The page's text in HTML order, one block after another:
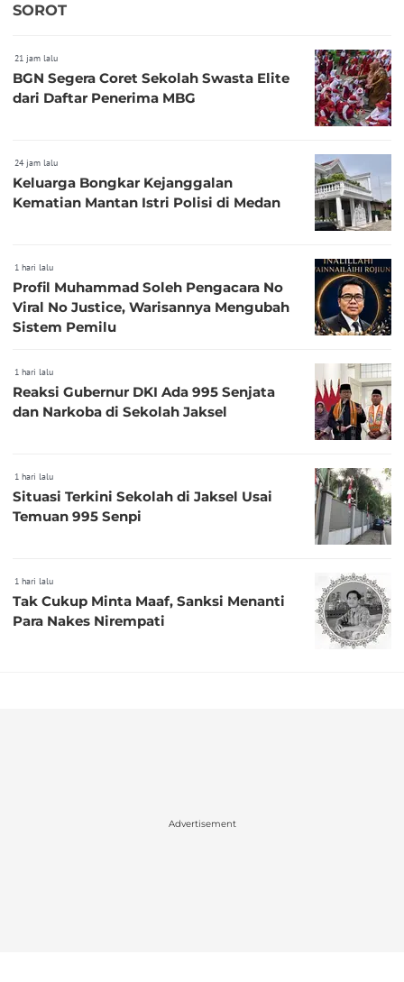
SOROT
21 jam lalu
BGN Segera Coret Sekolah Swasta Elite
dari Daftar Penerima MBG
24 jam lalu
Keluarga Bongkar Kejanggalan
Kematian Mantan Istri Polisi di Medan
1 hari lalu
Profil Muhammad Soleh Pengacara No
Viral No Justice, Warisannya Mengubah
Sistem Pemilu
1 hari lalu
Reaksi Gubernur DKI Ada 995 Senjata
dan Narkoba di Sekolah Jaksel
1 hari lalu
Situasi Terkini Sekolah di Jaksel Usai
Temuan 995 Senpi
1 hari lalu
Tak Cukup Minta Maaf, Sanksi Menanti
Para Nakes Nirempati
Advertisement